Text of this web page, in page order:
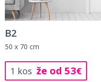
B2
50 x 70 cm
1 kos že od 53€